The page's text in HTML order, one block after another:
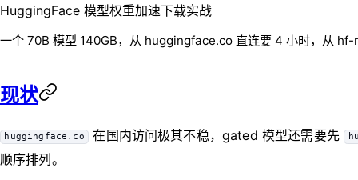
HuggingFace 模型权重加速下载实战
一个 70B 模型 140GB，从 huggingface.co 直连要 4 小时，从
现状
huggingface.co 在国内访问极其不稳，gated 模型还需要先
顺序排列。